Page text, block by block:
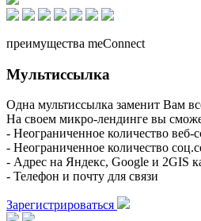
преимущества meConnect
Мультиссылка
Одна мультиссылка заменит Вам
На своем микро-лендинге вы
- Неограниченное количество веб-
- Неограниченное количество
- Адрес на Яндекс, Google и 2GIS
- Телефон и почту для связи
Зарегистрироваться